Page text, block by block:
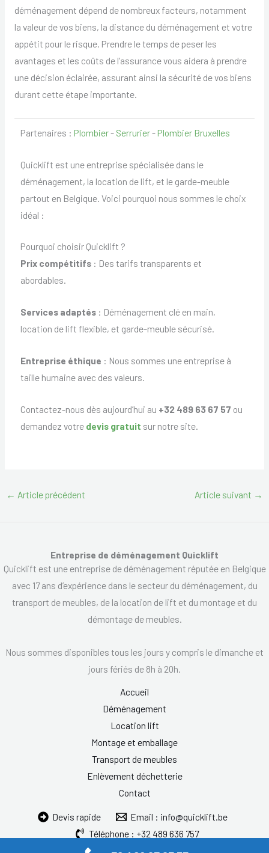
déménagement dépend de nombreux facteurs, notamment
la valeur de vos biens, la distance du déménagement et votre
appétit pour le risque. Prendre le temps de peser les
avantages et les coûts de l’assurance vous aidera à prendre
une décision éclairée, assurant ainsi la sécurité de vos biens
durant cette étape importante.
Partenaires : Plombier- Serrurier- Plombier Bruxelles
Quicklift est une entreprise spécialisée dans le
déménagement, la location de lift, et le garde-meuble
partout en Belgique. Voici pourquoi nous sommes le choix
idéal :
Pourquoi choisir Quicklift ?
Prix compétitifs: Des tarifs transparents et
abordables.
Services adaptés: Déménagement clé en main,
location de lift flexible, et garde-meuble sécurisé.
Entreprise éthique : Nous sommes une entreprise à
taille humaine avec des valeurs.
Contactez-nous dès aujourd’hui au +32 489 63 67 57 ou
demandez votre devis gratuit sur notre site.
← Article précédent Article suivant →
Entreprise de déménagement Quicklift
Quicklift est une entreprise de déménagement réputée en Belgique
avec 17 ans d’expérience dans le secteur du déménagement, du
transport de meubles, de la location de lift et du montage et du
démontage de meubles.
Nous sommes disponibles tous les jours y compris le dimanche et
jours fériés de 8h à 20h.
Accueil
Déménagement
Location lift
Montage et emballage
Transport de meubles
Enlèvement déchetterie
Contact
Devis rapide
Email : info@quicklift.be
Téléphone : +32 489 636 757